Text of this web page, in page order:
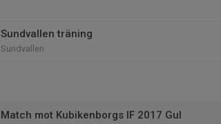
Sundvallen träning
Sundvallen
Match mot Kubikenborgs IF 2017 Gul